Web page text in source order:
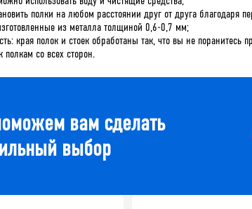
полки на любом расстоянии друг от друга
из металла толщиной 0,6-0,7 мм;
края полок и стоек обработаны так, что вы не поранитесь
полкам со всех сторон.
вам сделать
выбор